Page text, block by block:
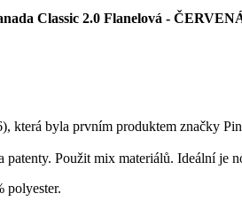
Classic 2.0 Flanelová -
která byla prvním produktem značky
Použit mix materiálů. Ideální je
polyester.